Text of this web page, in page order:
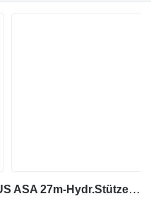
Nissan Cabstar Möbellift-PAUS ASA 27m-Hydr.Stützen,FUNK